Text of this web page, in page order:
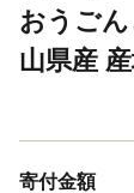
おうご
山県産
寄付金額